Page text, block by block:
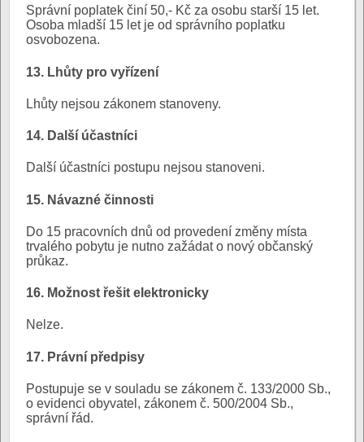
Správní poplatek činí 50,- Kč za osobu starší 15 let.
Osoba mladší 15 let je od správního poplatku
osvobozena.
13. Lhůty pro vyřízení
Lhůty nejsou zákonem stanoveny.
14. Další účastníci
Další účastníci postupu nejsou stanoveni.
15. Návazné činnosti
Do 15 pracovních dnů od provedení změny místa
trvalého pobytu je nutno zažádat o nový občanský
průkaz.
16. Možnost řešit elektronicky
Nelze.
17. Právní předpisy
Postupuje se v souladu se zákonem č. 133/2000 Sb.,
o evidenci obyvatel, zákonem č. 500/2004 Sb.,
správní řád.